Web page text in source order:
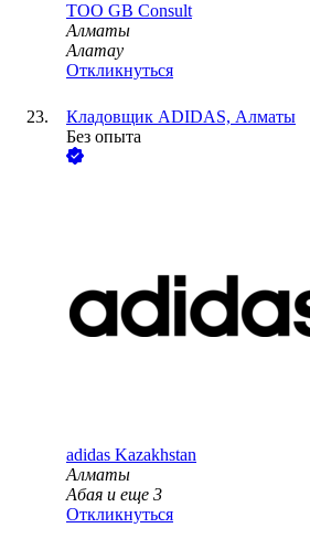
ТОО GB Consult
Алматы
Алатау
Откликнуться
Кладовщик ADIDAS, Алматы
Без опыта
adidas Kazakhstan
Алматы
Абая и еще 3
Откликнуться